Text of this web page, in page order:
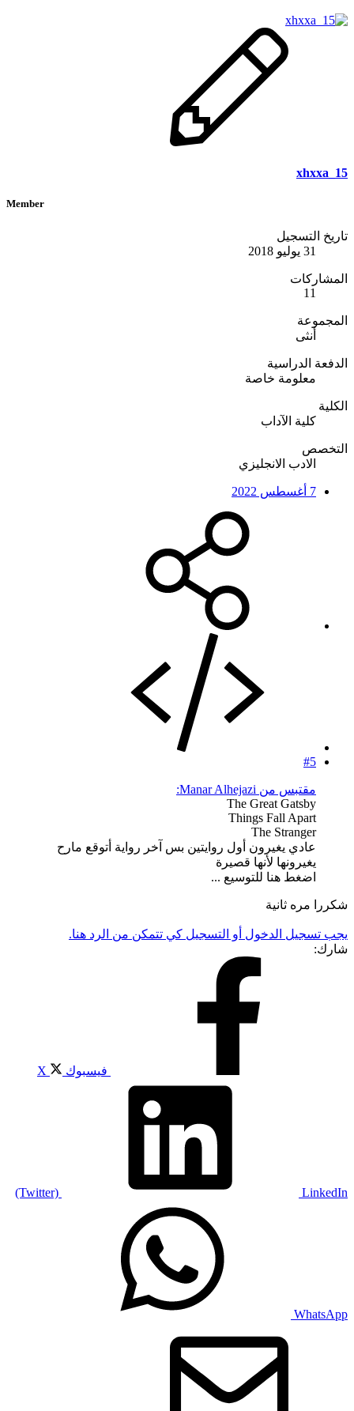
xhxxa_15
Member
تاريخ التسجيل
31 يوليو 2018
المشاركات
11
المجموعة
أنثى
الدفعة الدراسية
معلومة خاصة
الكلية
كلية الآداب
التخصص
الادب الانجليزي
7 أغسطس 2022
#5
مقتبس من Manar Alhejazi:
The Great Gatsby
Things Fall Apart
The Stranger
عادي يغيرون أول روايتين بس آخر رواية أتوقع مارح
يغيرونها لأنها قصيرة
اضغط هنا للتوسيع ...
شكررا مره ثانية
يجب تسجيل الدخول أو التسجيل كي تتمكن من الرد هنا.
شارك:
فيسبوك X
(Twitter) LinkedIn
WhatsApp